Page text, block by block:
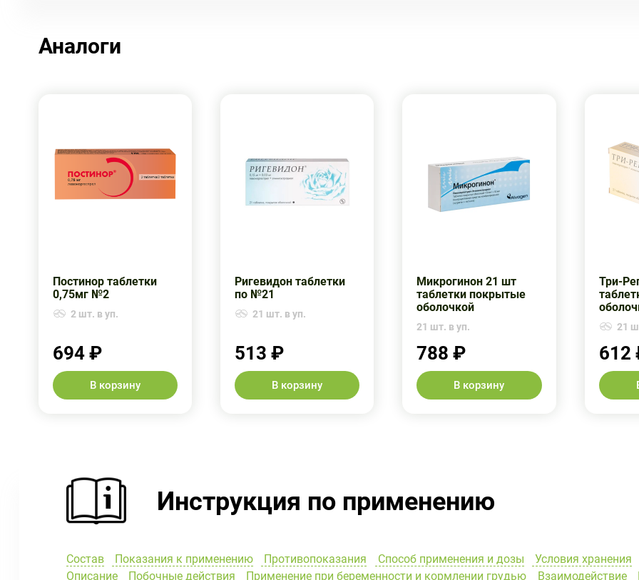
Аналоги
Постинор таблетки
0,75мг №2
2 шт. в уп.
694 ₽
В корзину
Ригевидон таблетки
по №21
21 шт. в уп.
513 ₽
В корзину
Микрогинон 21 шт
таблетки покрытые
оболочкой
21 шт. в уп.
788 ₽
В корзину
Три-
21
612
Инструкция по применению
Состав Показания к применению Противопоказания Способ применения и дозы
Условия хранения
Описание
Побочные действия Применение при беременности и кормлении грудью Взаимодействие